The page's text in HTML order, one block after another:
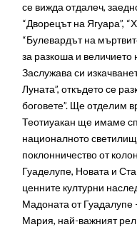
се вижда отдалеч,
“Дворецът на Ягуара”,
“Булевардът на
за разкоша и
Заслужава си
Луната”, откъдето се
боговете”. Ще отделим
Теотиуакан ще имаме
националното
поклонничество от
Гуаделупе, Новата и
ценните културни
Мадоната от
Мария, най-важният